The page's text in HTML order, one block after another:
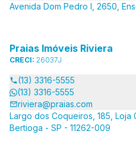
Avenida Dom Pedro I, 2650,
Praias Imóveis Riviera
CRECI: 26037J
(13) 3316-5555
(13) 3316-5555
riviera@praias.com
Largo dos Coqueiros, 185, Loja
Bertioga - SP - 11262-009